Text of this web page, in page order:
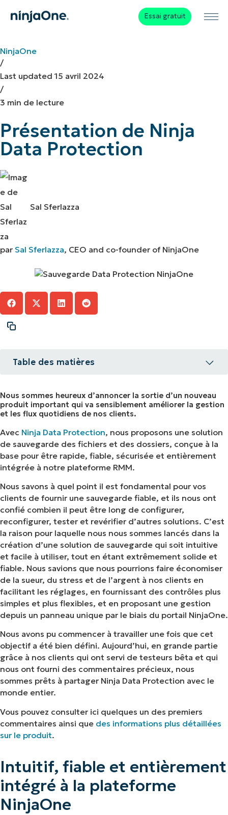
Essai gratuit
NinjaOne
/
Last updated15 avril 2024
/
3 min de lecture
Présentation de Ninja
Data Protection
Sal Sferlazza
par Sal Sferlazza, CEO and co-founder of NinjaOne
Table des matières
plateforme NinjaOne
Nous sommes heureux d’annoncer la sortie d’un nouveau
produit important qui va sensiblement améliorer la gestion
et les flux quotidiens de nos clients.
Avec Ninja Data Protection, nous proposons une solution
de sauvegarde des fichiers et des dossiers, conçue à la
base pour être rapide, fiable, sécurisée et entièrement
intégrée à notre plateforme RMM.
Nous savons à quel point il est fondamental pour vos
clients de fournir une sauvegarde fiable, et ils nous ont
confié combien il peut être long de configurer,
reconfigurer, tester et revérifier d’autres solutions. C’est
la raison pour laquelle nous nous sommes lancés dans la
création d’une solution de sauvegarde qui soit intuitive
et facile à utiliser, tout en étant extrêmement solide et
fiable. Nous savions que nous pourrions faire économiser
de la sueur, du stress et de l’argent à nos clients en
facilitant les réglages, en fournissant des contrôles plus
simples et plus flexibles, et en proposant une gestion
depuis un panneau unique par le biais du portail NinjaOne.
Nous avons pu commencer à travailler une fois que cet
objectif a été bien défini. Aujourd’hui, en grande partie
grâce à nos clients qui ont servi de testeurs bêta et qui
nous ont fourni des commentaires précieux, nous
sommes prêts à partager Ninja Data Protection avec le
monde entier.
Vous pouvez consulter ici quelques un des premiers
commentaires ainsi que des informations plus détaillées
sur le produit.
Intuitif, fiable et entièrement
intégré à la plateforme
NinjaOne